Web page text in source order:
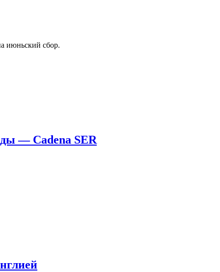
июньский сбор.
— Cadena SER